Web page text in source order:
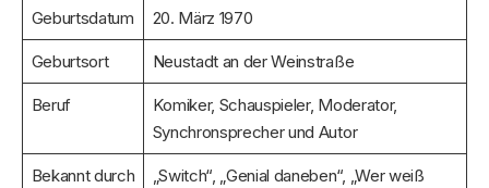
Geburtsdatum 20. März 1970
Geburtsort Neustadt an der Weinstraße
Beruf
Komiker, Schauspieler, Moderator,
Synchronsprecher und Autor
Bekannt durch
„Switch“, „Genial daneben“, „Wer weiß